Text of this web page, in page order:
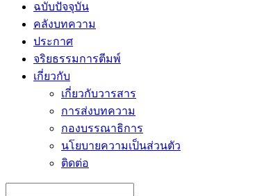
ฉบับปัจจุบัน
คลังบทความ
ประกาศ
จริยธรรมการตีมพ์
เกี่ยวกับ
เกี่ยวกับวารสาร
การส่งบทความ
กองบรรณาธิการ
นโยบายความเป็นส่วนตัว
ติดต่อ